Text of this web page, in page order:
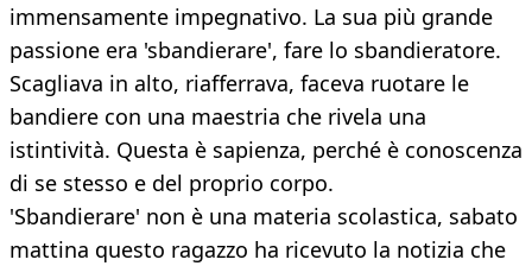
immensamente impegnativo. La sua più grande
passione era 'sbandierare', fare lo sbandieratore.
Scagliava in alto, riafferrava, faceva ruotare le
bandiere con una maestria che rivela una
istintività. Questa è sapienza, perché è conoscenza
di se stesso e del proprio corpo.
'Sbandierare' non è una materia scolastica, sabato
mattina questo ragazzo ha ricevuto la notizia che